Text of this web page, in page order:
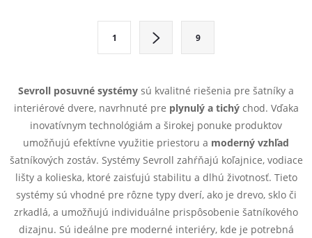
d
a
i
e
p
n
v
n
1 9
Sevroll posuvné systémy sú kvalitné riešenia pre šatníky a
interiérové dvere, navrhnuté pre plynulý a tichýchod. Vďaka
inovatívnym technológiám a širokej ponuke produktov
umožňujú efektívne využitie priestoru a moderný vzhľad
šatníkových zostáv. Systémy Sevroll zahŕňajú koľajnice, vodiace
lišty a kolieska, ktoré zaisťujú stabilitu a dlhú životnosť. Tieto
systémy sú vhodné pre rôzne typy dverí, ako je drevo, sklo či
zrkadlá, a umožňujú individuálne prispôsobenie šatníkového
dizajnu. Sú ideálne pre moderné interiéry, kde je potrebná